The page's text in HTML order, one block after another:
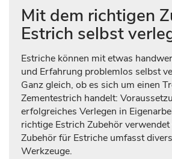
Mit dem richtigen
Estrich selbst
Estriche können mit etwas
und Erfahrung problemlos selbst
Ganz gleich, ob es sich um einen
Zementestrich handelt:
erfolgreiches Verlegen in
richtige Estrich Zubehör
Zubehör für Estriche umfasst
Werkzeuge.